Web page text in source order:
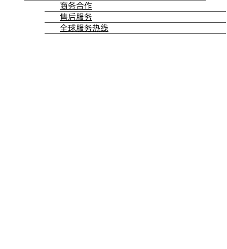
商务合作
售后服务
全球服务热线